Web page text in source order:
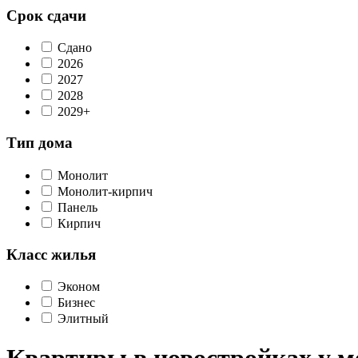
Срок сдачи
Сдано
2026
2027
2028
2029+
Тип дома
Монолит
Монолит-кирпич
Панель
Кирпич
Класс жилья
Эконом
Бизнес
Элитный